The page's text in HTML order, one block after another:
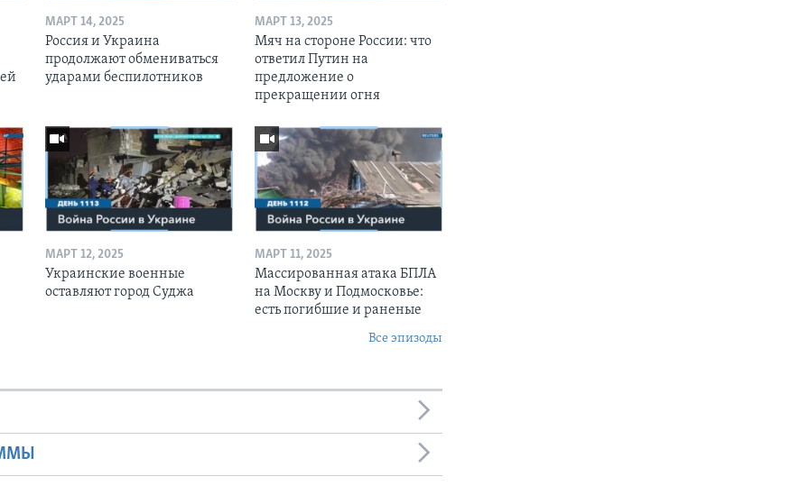
МАРТ 14, 2025
Россия и Украина
продолжают обмениваться
ударами беспилотников
МАРТ 13, 2025
Мяч на стороне России: что
ответил Путин на
предложение о
прекращении огня
МАРТ 12, 2025
Украинские военные
оставляют город Суджа
МАРТ 11, 2025
Массированная атака БПЛА
на Москву и Подмосковье:
есть погибшие и раненые
Все эпизоды